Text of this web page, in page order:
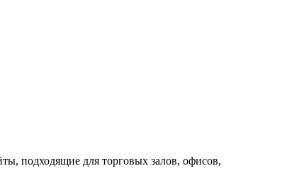
подходящие для торговых залов, офисов,